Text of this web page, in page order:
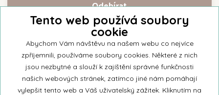
Přihlašte se k našemu newsletteru a buďte jako první informováni o
nejnovějších kolekcích svíček a aktualitách z rodinné firmy Unipar.
Tento web používá soubory
cookie
Abychom Vám návštěvu na našem webu co nejvíce
zpříjemnili, používáme soubory cookies. Některé z nich
jsou nezbytné a slouží k zajíštění správné funkčnosti
našich webových stránek, zatímco jiné nám pomáhají
vylepšit tento web a Váš uživatelský zážitek. Kliknutím na